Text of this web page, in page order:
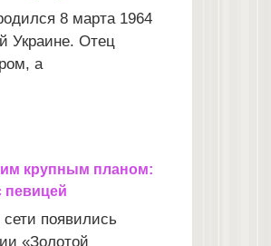
8 марта 1964
Украине. Отец
а
крупным планом:
певицей
сети появились
«Золотой